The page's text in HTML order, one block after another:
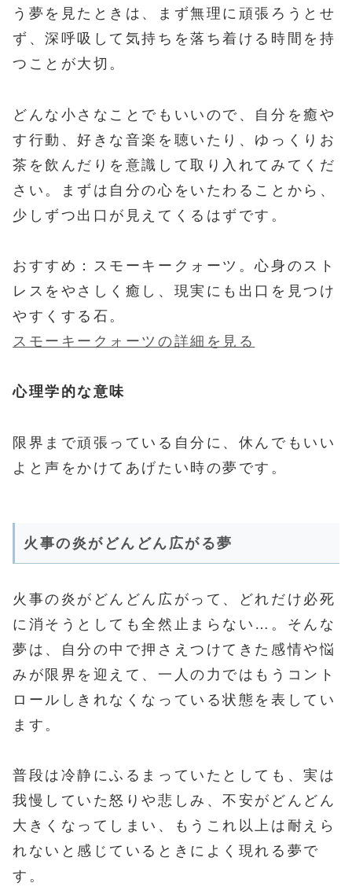
う夢を見たときは、まず無理に頑張ろうとせ
ず、深呼吸して気持ちを落ち着ける時間を持
つことが大切。
どんな小さなことでもいいので、自分を癒や
す行動、好きな音楽を聴いたり、ゆっくりお
茶を飲んだりを意識して取り入れてみてくだ
さい。まずは自分の心をいたわることから、
少しずつ出口が見えてくるはずです。
おすすめ：スモーキークォーツ。心身のスト
レスをやさしく癒し、現実にも出口を見つけ
やすくする石。
スモーキークォーツの詳細を見る
心理学的な意味
限界まで頑張っている自分に、休んでもいい
よと声をかけてあげたい時の夢です。
火事の炎がどんどん広がる夢
火事の炎がどんどん広がって、どれだけ必死
に消そうとしても全然止まらない…。そんな
夢は、自分の中で押さえつけてきた感情や悩
みが限界を迎えて、一人の力ではもうコント
ロールしきれなくなっている状態を表してい
ます。
普段は冷静にふるまっていたとしても、実は
我慢していた怒りや悲しみ、不安がどんどん
大きくなってしまい、もうこれ以上は耐えら
れないと感じているときによく現れる夢で
す。